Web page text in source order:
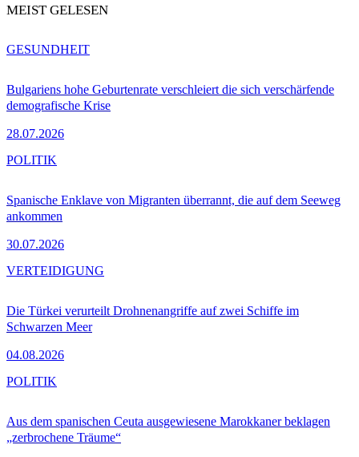
MEIST GELESEN
Bulgariens hohe Geburtenrate verschleiert die sich verschärfende
demografische Krise
28.07.2026
GESUNDHEIT
Spanische Enklave von Migranten überrannt, die auf dem Seeweg
ankommen
30.07.2026
POLITIK
Die Türkei verurteilt Drohnenangriffe auf zwei Schiffe im
Schwarzen Meer
04.08.2026
VERTEIDIGUNG
Aus dem spanischen Ceuta ausgewiesene Marokkaner beklagen
„zerbrochene Träume“
POLITIK